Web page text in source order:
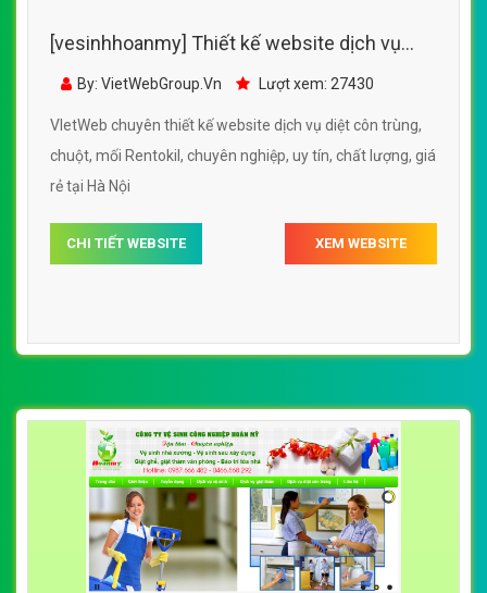
[vesinhhoanmy] Thiết kế website dịch vụ
diệt côn trùng, chuột, mối Rentokil
By: VietWebGroup.Vn Lượt xem: 27430
VIetWeb chuyên thiết kế website dịch vụ diệt côn trùng,
chuột, mối Rentokil, chuyên nghiệp, uy tín, chất lượng, giá
rẻ tại Hà Nội
CHI TIẾT WEBSITE XEM WEBSITE